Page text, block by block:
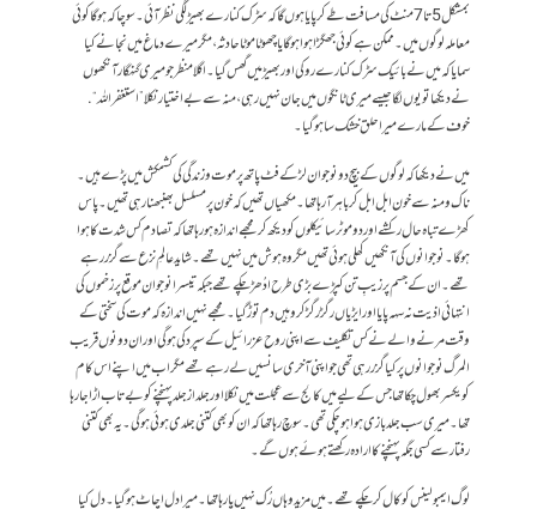
بمشکل 5 تا 7 منٹ کی مسافت طے کر پایا ہوں گا کہ سڑک کنارے بھیڑ لگی نظر آئی۔ سوچا کہ ہوگا کوئی
معاملہ لوگوں میں۔ ممکن ہے کوئی جھگڑا ہوا ہوگا یا چھوٹا موٹا حادثہ، مگر میرے دماغ میں نجانے کیا
سمایا کہ میں نے بائیک سڑک کنارے روکی اور بھیڑ میں گھس گیا۔ اگلا منظر جو میری گنہگار آنکھوں
نے دیکھا تو یوں لگا جیسے میری ٹانگوں میں جان نہیں رہی، منہ سے بےاختیار نکلا ”استغفراللہ“.
خوف کے مارے میرا حلق خشک سا ہوگیا۔
میں نے دیکھا کہ لوگوں کے بیچ دو نوجوان لڑکے فٹ پاتھ پر موت و زندگی کی کشمکش میں پڑے ہیں۔
ناک و منہ سے خون ابل ابل کر باہر آ رہا تھا۔ مکھیاں تھیں کہ خون پر مسلسل بھنبھنا رہی تھیں۔ پاس
کھڑے تباہ حال رکشے اور دو موٹر سائیکلوں کو دیکھ کر مجھے اندازہ ہو رہا تھا کہ تصادم کس شدت کا ہوا
ہوگا۔ نوجوانوں کی آنکھیں کھلی ہوئی تھیں مگر وہ ہوش میں نہیں تھے۔ شاید عالمِ نزع سے گزر رہے
تھے۔ ان کے جسم پر زیبِ تن کپڑے بڑی طرح ادُھڑ چکے تھے جبکہ تیسرا نوجوان موقع پر زخموں کی
انتہائی اذیت نہ سہہ پایا اور ایڑیاں رگڑ رگڑ کر وہیں دم توڑ گیا۔ مجھے نہیں اندازہ کہ موت کی سختی کے
وقت مرنے والے نے کس تکلیف سے اپنی روح عزرائیل کے سپرد کی ہوگی اور ان دونوں قریب
المرگ نوجوانوں پر کیا گزر رہی تھی جو اپنی آخری سانسیں لے رہے تھے مگر اب میں اپنے اس کام
کو یکسر بھول چکا تھا جس کے لیے میں کالج سے عجلت میں نکلا اور جلد از جلد پہنچنے کو بےتاب اڑا جارہا
تھا۔ میری سب جلد بازی ہوا ہوچکی تھی۔ سوچ رہا تھا کہ ان کو بھی کتنی جلدی ہوئی ہوگی۔ یہ بھی کتنی
رفتار سے کسی جگہ پہنچنے کا ارادہ رکھتے ہوئے ہوں گے۔
لوگ ایمبولینس کو کال کرچکے تھے۔ میں مزید وہاں رُک نہیں پا رہا تھا۔ میرا دل اچاٹ ہوگیا۔ دل کیا